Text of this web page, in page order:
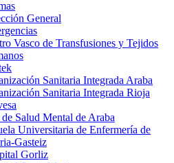
General
Vasco de Transfusiones y Tejidos
Sanitaria Integrada Araba
Sanitaria Integrada Rioja
Salud Mental de Araba
Universitaria de Enfermería de
Gasteiz
Gorliz